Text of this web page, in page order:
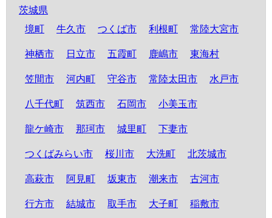
茨城県
境町
牛久市 つくば市 利根町 常陸大宮市
神栖市 日立市 五霞町 鹿嶋市 東海村
笠間市 河内町 守谷市 常陸太田市 水戸市
八千代町 筑西市 石岡市 小美玉市
龍ケ崎市 那珂市 城里町 下妻市
つくばみらい市 桜川市 大洗町 北茨城市
高萩市 阿見町 坂東市 潮来市 古河市
行方市 結城市 取手市 大子町 稲敷市